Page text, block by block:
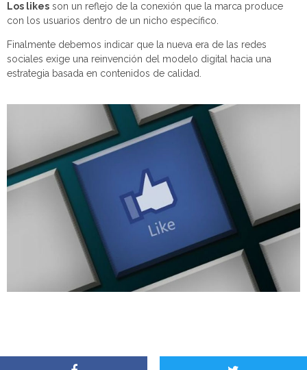
Los likes son un reflejo de la conexión que la marca produce
con los usuarios dentro de un nicho específico.
Finalmente debemos indicar que la nueva era de las redes
sociales exige una reinvención del modelo digital hacia una
estrategia basada en contenidos de calidad.